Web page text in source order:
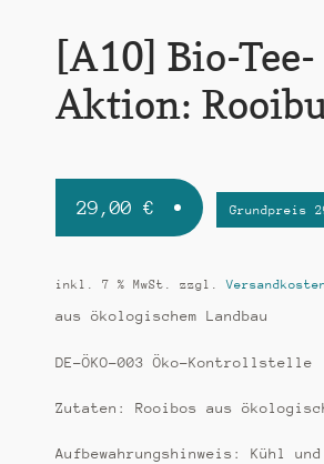
[A10] Bio-Tee-
Aktion:
29,00 € Grundpreis
inkl. 7 % MwSt. zzgl.
aus ökologischem Landbau
DE-ÖKO-003 Öko-Kontrollstelle
Zutaten: Rooibos aus
Aufbewahrungshinweis: Kühl